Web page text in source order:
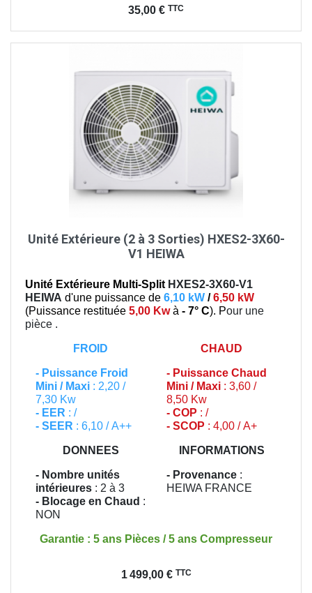
35,00 € TTC
Unité Extérieure (2 à 3 Sorties) HXES2-3X60-
V1 HEIWA
Unité Extérieure Multi-Split HXES2-3X60-V1
HEIWA d'une puissance de 6,10 kW /6,50 kW
(Puissance restituée 5,00 Kwà - 7° C). Pour une
pièce .
FROID
- Puissance Froid
Mini / Maxi : 2,20 /
7,30 Kw
- EER : /
- SEER : 6,10 / A++
CHAUD
- Puissance Chaud
Mini / Maxi : 3,60 /
8,50 Kw
- COP : /
- SCOP : 4,00 / A+
DONNEES
- Nombre unités
intérieures : 2 à 3
- Blocage en Chaud :
NON
INFORMATIONS
- Provenance :
HEIWA FRANCE
Garantie : 5 ans Pièces / 5 ans Compresseur
1 499,00 € TTC